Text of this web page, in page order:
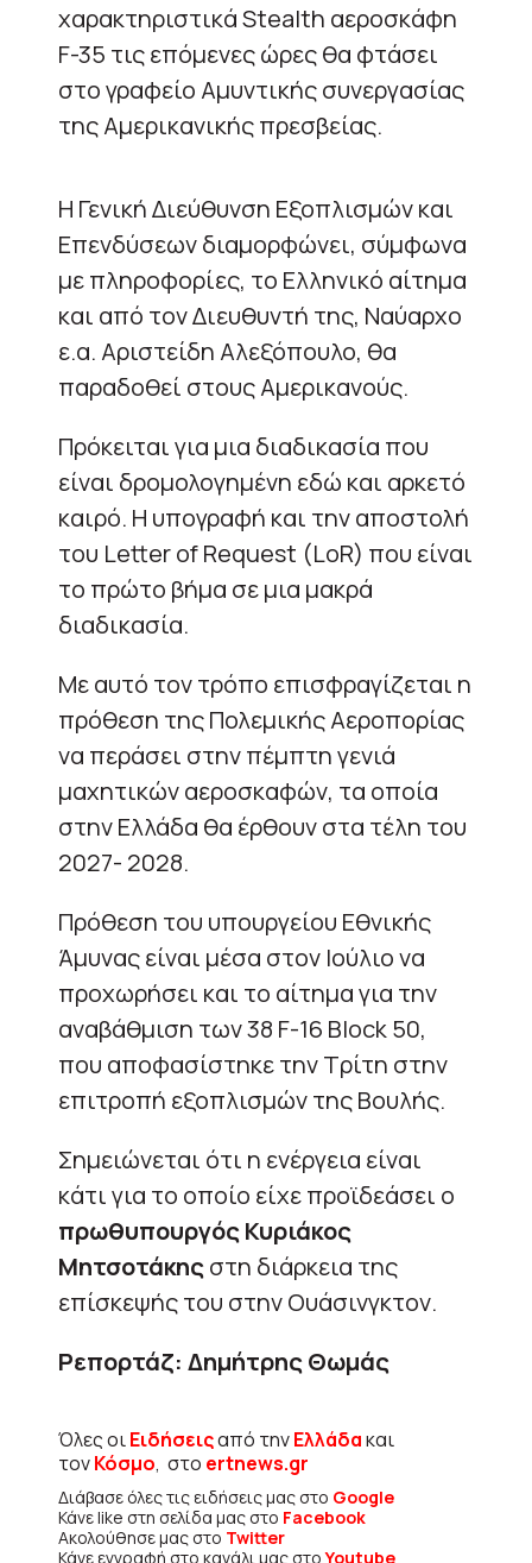
χαρακτηριστικά Stealth αεροσκάφη
F-35 τις επόμενες ώρες θα φτάσει
στο γραφείο Αμυντικής συνεργασίας
της Αμερικανικής πρεσβείας.
Η Γενική Διεύθυνση Εξοπλισμών και
Επενδύσεων διαμορφώνει, σύμφωνα
με πληροφορίες, το Ελληνικό αίτημα
και από τον Διευθυντή της, Ναύαρχο
ε.α. Αριστείδη Αλεξόπουλο, θα
παραδοθεί στους Αμερικανούς.
Πρόκειται για μια διαδικασία που
είναι δρομολογημένη εδώ και αρκετό
καιρό. Η υπογραφή και την αποστολή
του Letter of Request (LoR) που είναι
το πρώτο βήμα σε μια μακρά
διαδικασία.
Με αυτό τον τρόπο επισφραγίζεται η
πρόθεση της Πολεμικής Αεροπορίας
να περάσει στην πέμπτη γενιά
μαχητικών αεροσκαφών, τα οποία
στην Ελλάδα θα έρθουν στα τέλη του
2027- 2028.
Πρόθεση του υπουργείου Εθνικής
Άμυνας είναι μέσα στον Ιούλιο να
προχωρήσει και το αίτημα για την
αναβάθμιση των 38 F-16 Block 50,
που αποφασίστηκε την Τρίτη στην
επιτροπή εξοπλισμών της Βουλής.
Σημειώνεται ότι η ενέργεια είναι
κάτι για το οποίο είχε προϊδεάσει ο
πρωθυπουργός Κυριάκος
Μητσοτάκηςστη διάρκεια της
επίσκεψής του στην Ουάσινγκτον.
Ρεπορτάζ: Δημήτρης Θωμάς
Όλες οιΕιδήσειςαπό τηνΕλλάδακαι
τονΚόσμο, στο ertnews.gr
Διάβασε όλες τις ειδήσεις μας στο Google
Κάνε like στη σελίδα μας στο Facebook
Ακολούθησε μας στο Twitter
Κάνε εγγραφή στο κανάλι μας στοYoutube